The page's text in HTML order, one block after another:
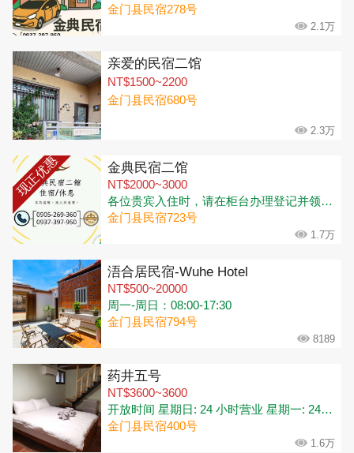
金门县民宿278号
2.1万
亲爱的民宿二馆
NT$1500~2200
金门县民宿680号
2.3万
现正优惠 金典民宿二馆
NT$2000~3000
各位贵宾入住时，请在柜台办理登记并领取钥匙🔑 办理入住时间：下午3:00-晚上10:30 (可寄放行李) 退房时间：上午11:00
金门县民宿723号
1.7万
浯合居民宿-Wuhe Hotel
NT$500~20000
周一-周日：08:00-17:30
金门县民宿794号
8189
药井五号
NT$3600~3600
开放时间 星期日: 24 小时营业 星期一: 24 小时营业 星期二: 24 小时营业 星期三: 24 小时营业 星期四: 24 小时营业 星期五: 24 小时营业 星期六: 24 小时营业
金门县民宿400号
1.6万